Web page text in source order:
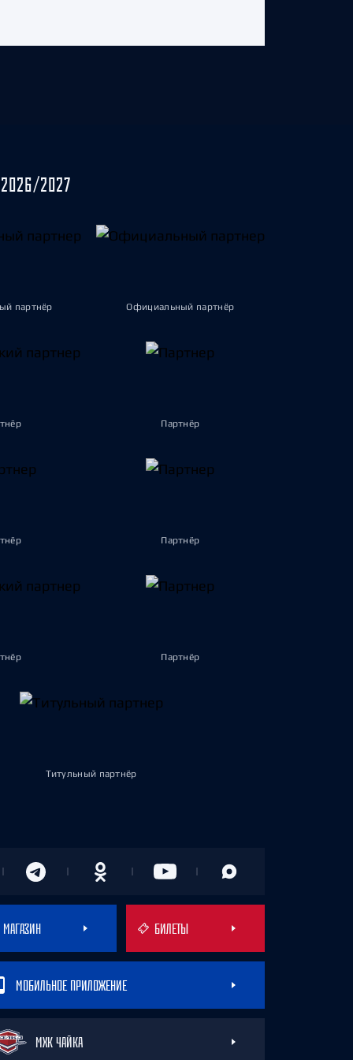
2027
партнёр Официальный партнёр
Партнёр
Партнёр
Партнёр
Титульный партнёр
МАГАЗИН БИЛЕТЫ
МОБИЛЬНОЕ ПРИЛОЖЕНИЕ
МХК ЧАЙКА